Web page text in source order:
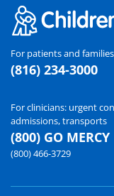
For patients and families
(816) 234-3000
For clinicians: urgent
admissions, transports
(800) GO MERCY
(800) 466-3729